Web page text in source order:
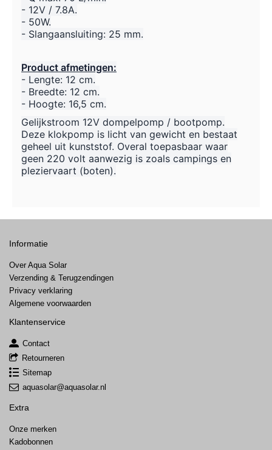
- 12V / 7.8A.
- 50W.
- Slangaansluiting: 25 mm.
Product afmetingen:
- Lengte: 12 cm.
- Breedte: 12 cm.
- Hoogte: 16,5 cm.
Gelijkstroom 12V dompelpomp / bootpomp.
Deze klokpomp is licht van gewicht en bestaat
geheel uit kunststof. Overal toepasbaar waar
geen 220 volt aanwezig is zoals campings en
pleziervaart (boten).
Informatie
Over Aqua Solar
Verzending & Terugzendingen
Privacy verklaring
Algemene voorwaarden
Klantenservice
Contact
Retourneren
Sitemap
aquasolar@aquasolar.nl
Extra
Onze merken
Kadobonnen